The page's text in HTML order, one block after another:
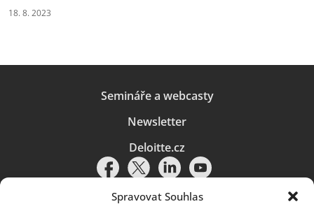
Spravovat Souhlas
18. 8. 2023
Semináře a webcasty
Newsletter
Deloitte.cz